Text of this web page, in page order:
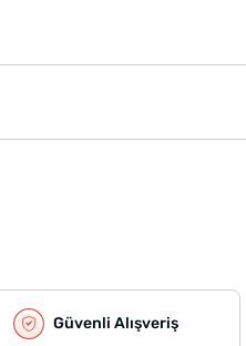
Güvenli Alışveriş